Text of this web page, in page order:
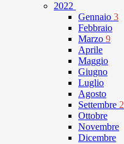
2022
Gennaio 3
Febbraio
Marzo 9
Aprile
Maggio
Giugno
Luglio
Agosto
Settembre 2
Ottobre
Novembre
Dicembre